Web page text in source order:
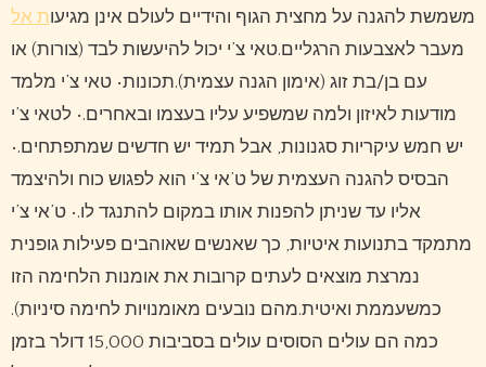
משמשת להגנה על מחצית הגוף והידיים לעולם אינן מגיעות אל
מעבר לאצבעות הרגליים.טאי צ’י יכול להיעשות לבד (צורות) או
עם בן/בת זוג (אימון הגנה עצמית).תכונות• טאי צ’י מלמד
מודעות לאיזון ולמה שמשפיע עליו בעצמו ובאחרים.• לטאי צ’י
יש חמש עיקריות סגנונות, אבל תמיד יש חדשים שמתפתחים.•
הבסיס להגנה העצמית של ט’אי צ’י הוא לפגוש כוח ולהיצמד
אליו עד שניתן להפנות אותו במקום להתנגד לו.• ט’אי צ’י
מתמקד בתנועות איטיות, כך שאנשים שאוהבים פעילות גופנית
נמרצת מוצאים לעתים קרובות את אומנות הלחימה הזו
כמשעממת ואיטית.מהם נובעים מאומנויות לחימה סיניות).
כמה הם עולים הסוסים עולים בסביבות 15,000 דולר בזמן